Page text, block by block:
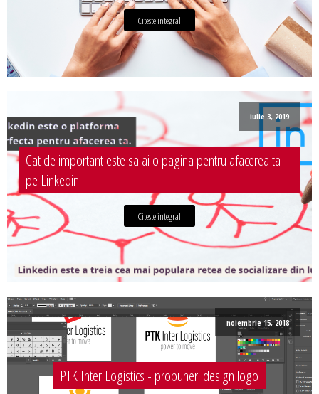
Citeste integral
iulie 3, 2019
Cat de important este sa ai o pagina pentru afacerea ta
pe Linkedin
Citeste integral
noiembrie 15, 2018
PTK Inter Logistics - propuneri design logo